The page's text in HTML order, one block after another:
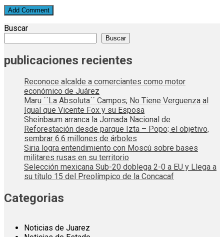
Buscar
Buscar
publicaciones recientes
Reconoce alcalde a comerciantes como motor
económico de Juárez
Maru ´´La Absoluta´´ Campos; No Tiene Verguenza al
Igual que Vicente Fox y su Esposa
Sheinbaum arranca la Jornada Nacional de
Reforestación desde parque Izta – Popo; el objetivo,
sembrar 6.6 millones de árboles
Siria logra entendimiento con Moscú sobre bases
militares rusas en su territorio
Selección mexicana Sub-20 doblega 2-0 a EU y Llega a
su título 15 del Preolímpico de la Concacaf
Categorias
Noticias de Juarez